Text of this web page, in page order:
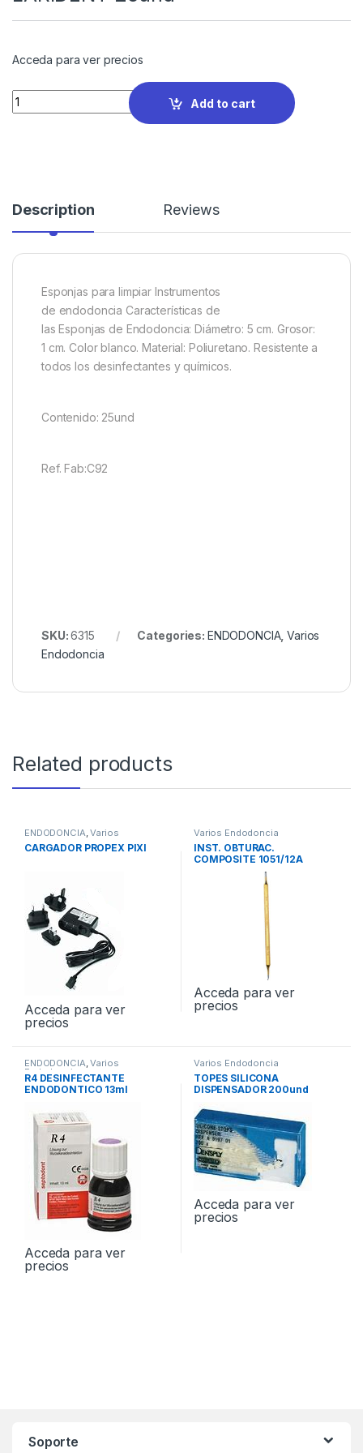
Acceda para ver precios
Quantity
Add to cart
Description Reviews
Esponjas para limpiar Instrumentos
de endodoncia Características de
las Esponjas de Endodoncia: Diámetro: 5 cm. Grosor:
1 cm. Color blanco. Material: Poliuretano. Resistente a
todos los desinfectantes y químicos.
Contenido: 25und
Ref. Fab:C92
SKU:6315 Categories: ENDODONCIA,Varios
Endodoncia
Related products
ENDODONCIA ,Varios
CARGADOR PROPEX PIXI
Acceda para ver
precios
Varios Endodoncia
INST. OBTURAC.
COMPOSITE 1051/12A
Acceda para ver
precios
ENDODONCIA,Varios
Endodoncia
R4 DESINFECTANTE
ENDODONTICO 13ml
Acceda para ver
precios
Varios Endodoncia
TOPES SILICONA
DISPENSADOR 200und
Acceda para ver
precios
Soporte